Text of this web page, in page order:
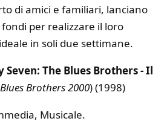
di amici e familiari, lanciano
per realizzare il loro
in soli due settimane.
Seven: The Blues Brothers - Il
Blues Brothers 2000) (1998)
Musicale.